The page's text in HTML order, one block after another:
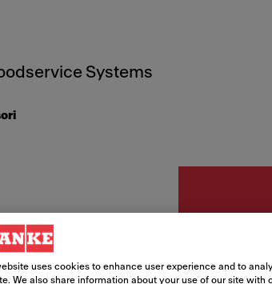
Systems
uses cookies to enhance user experience and to
We also share information about your use of our site with